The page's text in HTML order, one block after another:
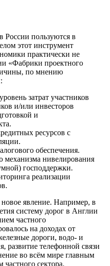
пользуются в
этот инструмент
практически не
«Фабрики проектного
по мнению
затрат участников
и/или инвесторов
и
ресурсов с
обеспечения.
механизма нивелирования
господдержки.
реализации
явление. Например, в
систему дорог в Англии
частного
на доходах от
дороги, водо- и
развитие телефонной связи
во всём мире главным
частного сектора.